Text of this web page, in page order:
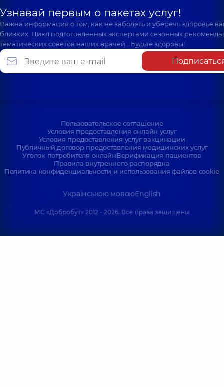
Узнавай первым о пакетах услуг!
Важна информация о том, как не заболеть и уберечь здоровье
близких. Цикл подготовленных экспертами сезонных
тематических советов наших врачей… Будьте здоровы!
Пользовательское соглашение
Условия предоставления онлайн услуг
Условия предоставления услуг вакцинации
Публичный договор предоставления медицинских услуг
Уголок потребителя онлайнВерификация пациентов
Правила внутреннего распорядка
Политика конфиденциальности и использования файлов cookie
Українською мовоюEnglish
МС «Добробут» 2012 - 2026. Все права защищены